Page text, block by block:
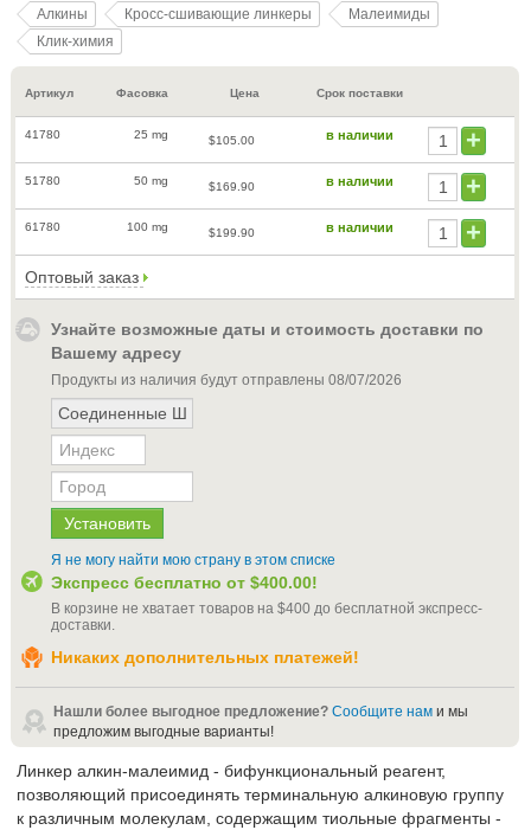
Алкины Кросс-сшивающие линкеры
Малеимиды
Клик-химия
Артикул Фасовка Цена Срок поставки
41780 25 mg $105.00 в наличии
51780 50 mg $169.90 в наличии
61780 100 mg $199.90 в наличии
Оптовый заказ
Узнайте возможные даты и стоимость доставки по
Вашему адресу
Продукты из наличия будут отправлены 08/07/2026
Я не могу найти мою страну в этом списке
Экспресс бесплатно от $400.00!
В корзине не хватает товаров на $400 до бесплатной экспресс-
доставки
Никаких дополнительных платежей!
Нашли более выгодное предложение? Сообщите нам и мы
предложим выгодные варианты!
Линкер алкин-малеимид - бифункциональный реагент,
позволяющий присоединять терминальную алкиновую группу
к различным молекулам, содержащим тиольные фрагменты -